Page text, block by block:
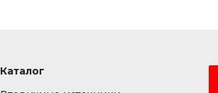
Каталог